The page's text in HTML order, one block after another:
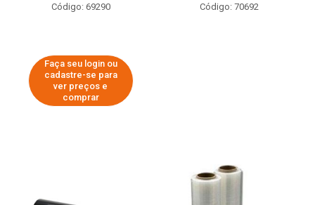
Código: 69290
Faça seu login ou
cadastre-se para
ver preços e
comprar
Código: 70692